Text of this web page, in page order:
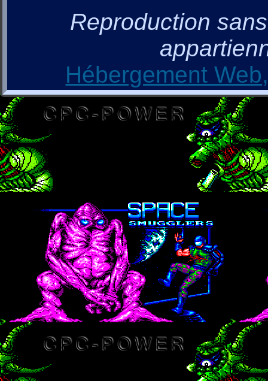
Reproduction
Hébergement